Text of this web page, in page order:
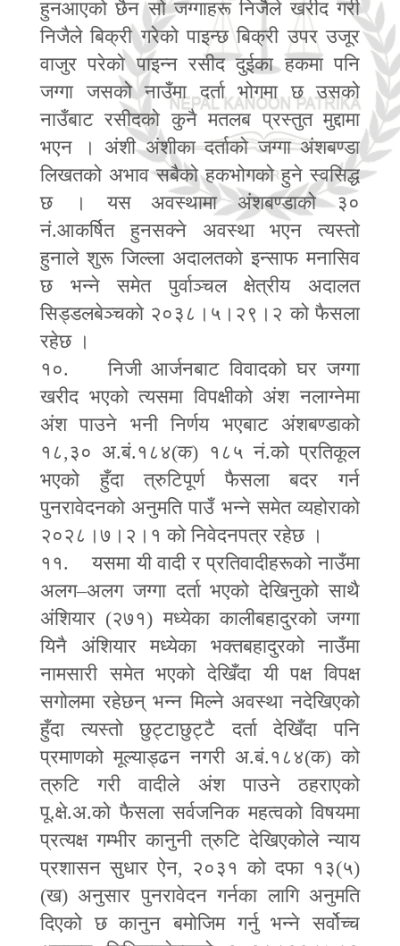
हुनआएको छैन सो जग्गाहरू निजैले खरीद गरी
निजैले बिक्री गरेको पाइन्छ बिक्री उपर उजूर
वाजुर परेको पाइन्न रसीद दुईका हकमा पनि
जग्गा जसको नाउँमा दर्ता भोगमा छ उसको
नाउँबाट रसीदको कुनै मतलब प्रस्तुत मुद्दामा
भएन । अंशी अंशीका दर्ताको जग्गा अंशबण्डा
लिखतको अभाव सबैको हकभोगको हुने स्वसिद्ध
छ । यस अवस्थामा अंशबण्डाको ३०
नं.आकर्षित हुनसक्ने अवस्था भएन त्यस्तो
हुनाले शुरू जिल्ला अदालतको इन्साफ मनासिव
छ भन्ने समेत पुर्वाञ्चल क्षेत्रीय अदालत
सिड्डलबेञ्चको २०३८।५।२९।२ को फैसला
रहेछ ।
१०. निजी आर्जनबाट विवादको घर जग्गा
खरीद भएको त्यसमा विपक्षीको अंश नलाग्नेमा
अंश पाउने भनी निर्णय भएबाट अंशबण्डाको
१८,३० अ.बं.१८४(क) १८५ नं.को प्रतिकूल
भएको हुँदा त्रुटिपूर्ण फैसला बदर गर्न
पुनरावेदनको अनुमति पाउँ भन्ने समेत व्यहोराको
२०२८।७।२।१ को निवेदनपत्र रहेछ ।
११. यसमा यी वादी र प्रतिवादीहरूको नाउँमा
अलग–अलग जग्गा दर्ता भएको देखिनुको साथै
अंशियार (२७१) मध्येका कालीबहादुरको जग्गा
यिनै अंशियार मध्येका भक्तबहादुरको नाउँमा
नामसारी समेत भएको देखिँदा यी पक्ष विपक्ष
सगोलमा रहेछन् भन्न मिल्ने अवस्था नदेखिएको
हुँदा त्यस्तो छुट्टाछुट्टै दर्ता देखिँदा पनि
प्रमाणको मूल्याड्ढन नगरी अ.बं.१८४(क) को
त्रुटि गरी वादीले अंश पाउने ठहराएको
पू.क्षे.अ.को फैसला सर्वजनिक महत्वको विषयमा
प्रत्यक्ष गम्भीर कानुनी त्रुटि देखिएकोले न्याय
प्रशासन सुधार ऐन, २०३१ को दफा १३(५)
(ख) अनुसार पुनरावेदन गर्नका लागि अनुमति
दिएको छ कानुन बमोजिम गर्नु भन्ने सर्वोच्च